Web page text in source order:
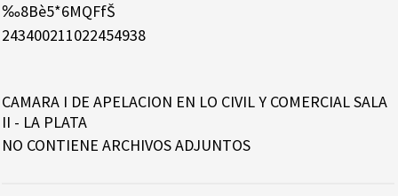
‰8Bè5*6MQFfŠ
243400211022454938
CAMARA I DE APELACION EN LO CIVIL Y COMERCIAL SALA
II - LA PLATA
NO CONTIENE ARCHIVOS ADJUNTOS